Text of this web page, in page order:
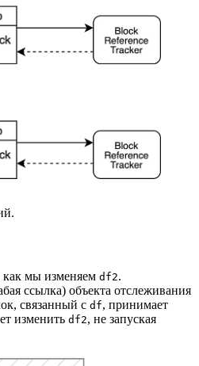
как мы изменяем df2.
ссылка) объекта отслеживания
связанный с df, принимает
изменить df2, не запуская